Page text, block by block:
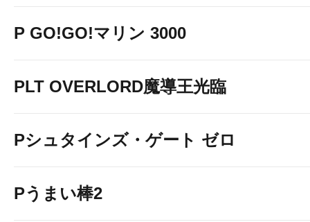
P GO!GO!マリン 3000
PLT OVERLORD魔導王光臨
Pシュタインズ・ゲート ゼロ
Pうまい棒2